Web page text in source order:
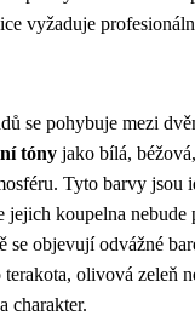
vyžaduje
se pohybuje mezi
tóny jako bílá,
Tyto barvy jsou
koupelna nebude
se objevují odvážné
olivová zeleň
charakter.